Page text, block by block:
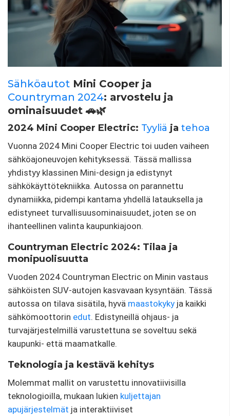
Sähköautot Mini Cooper ja
Countryman 2024: arvostelu ja
ominaisuudet 🚗🌿
2024 Mini Cooper Electric: Tyyliä ja tehoa
Vuonna 2024 Mini Cooper Electric toi uuden vaiheen
sähköajoneuvojen kehityksessä. Tässä mallissa
yhdistyy klassinen Mini-design ja edistynyt
sähkökäyttötekniikka. Autossa on parannettu
dynamiikka, pidempi kantama yhdellä latauksella ja
edistyneet turvallisuusominaisuudet, joten se on
ihanteellinen valinta kaupunkiajoon.
Countryman Electric 2024: Tilaa ja
monipuolisuutta
Vuoden 2024 Countryman Electric on Minin vastaus
sähköisten SUV-autojen kasvavaan kysyntään. Tässä
autossa on tilava sisätila, hyvä maastokyky ja kaikki
sähkömoottorin edut. Edistyneillä ohjaus- ja
turvajärjestelmillä varustettuna se soveltuu sekä
kaupunki- että maamatkalle.
Teknologia ja kestävä kehitys
Molemmat mallit on varustettu innovatiivisilla
teknologioilla, mukaan lukien kuljettajan
apujärjestelmät ja interaktiiviset